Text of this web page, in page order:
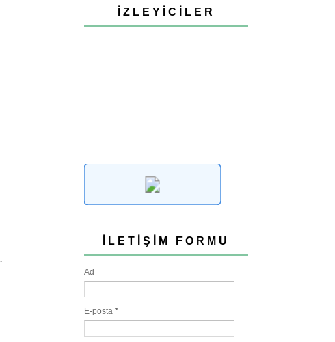
İZLEYICILER
İLETIŞIM FORMU
Ad
E-posta *